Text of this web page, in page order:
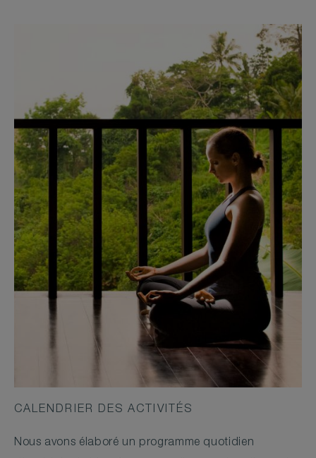
CALENDRIER DES ACTIVITÉS
Nous avons élaboré un programme quotidien